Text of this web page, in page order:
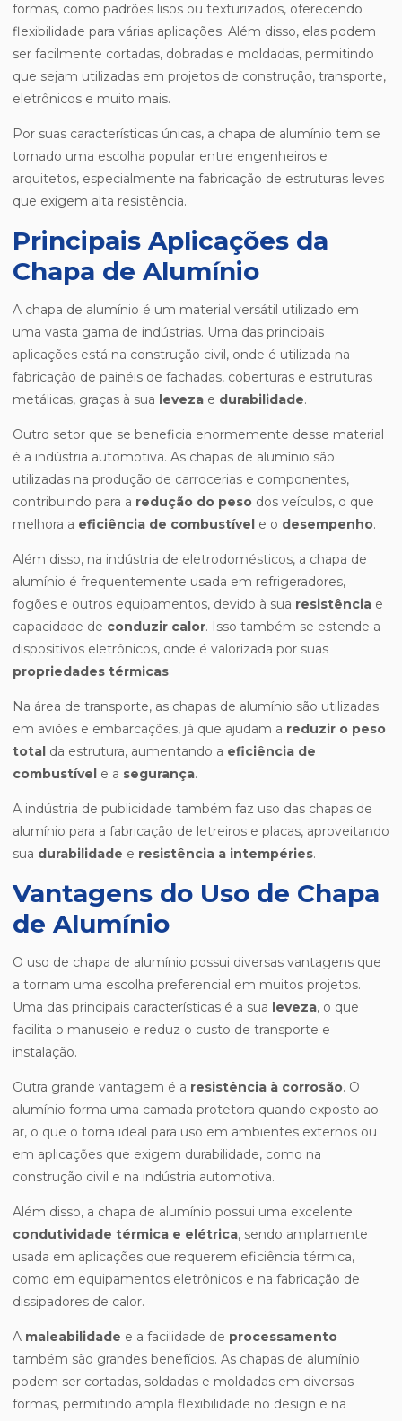
formas, como padrões lisos ou texturizados, oferecendo
flexibilidade para várias aplicações. Além disso, elas podem
ser facilmente cortadas, dobradas e moldadas, permitindo
que sejam utilizadas em projetos de construção, transporte,
eletrônicos e muito mais.
Por suas características únicas, a chapa de alumínio tem se
tornado uma escolha popular entre engenheiros e
arquitetos, especialmente na fabricação de estruturas leves
que exigem alta resistência.
Principais Aplicações da
Chapa de Alumínio
A chapa de alumínio é um material versátil utilizado em
uma vasta gama de indústrias. Uma das principais
aplicações está na construção civil, onde é utilizada na
fabricação de painéis de fachadas, coberturas e estruturas
metálicas, graças à sua leveza e durabilidade.
Outro setor que se beneficia enormemente desse material
é a indústria automotiva. As chapas de alumínio são
utilizadas na produção de carrocerias e componentes,
contribuindo para a redução do peso dos veículos, o que
melhora a eficiência de combustível e o desempenho.
Além disso, na indústria de eletrodomésticos, a chapa de
alumínio é frequentemente usada em refrigeradores,
fogões e outros equipamentos, devido à sua resistência e
capacidade de conduzir calor. Isso também se estende a
dispositivos eletrônicos, onde é valorizada por suas
propriedades térmicas.
Na área de transporte, as chapas de alumínio são utilizadas
em aviões e embarcações, já que ajudam a reduzir o peso
total da estrutura, aumentando a eficiência de
combustível e a segurança.
A indústria de publicidade também faz uso das chapas de
alumínio para a fabricação de letreiros e placas, aproveitando
sua durabilidade e resistência a intempéries.
Vantagens do Uso de Chapa
de Alumínio
O uso de chapa de alumínio possui diversas vantagens que
a tornam uma escolha preferencial em muitos projetos.
Uma das principais características é a sua leveza, o que
facilita o manuseio e reduz o custo de transporte e
instalação.
Outra grande vantagem é a resistência à corrosão. O
alumínio forma uma camada protetora quando exposto ao
ar, o que o torna ideal para uso em ambientes externos ou
em aplicações que exigem durabilidade, como na
construção civil e na indústria automotiva.
Além disso, a chapa de alumínio possui uma excelente
condutividade térmica e elétrica, sendo amplamente
usada em aplicações que requerem eficiência térmica,
como em equipamentos eletrônicos e na fabricação de
dissipadores de calor.
A maleabilidade e a facilidade de processamento
também são grandes benefícios. As chapas de alumínio
podem ser cortadas, soldadas e moldadas em diversas
formas, permitindo ampla flexibilidade no design e na